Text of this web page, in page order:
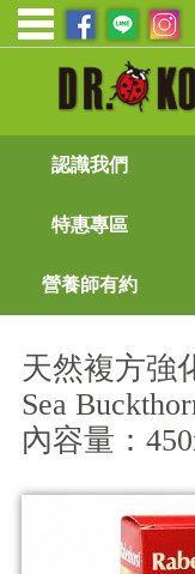
認識我們
特惠專區
營養師有約
天然複方強
Sea
內容量：